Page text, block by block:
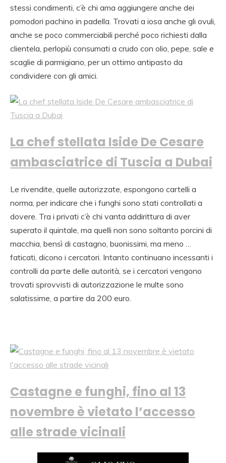
stessi condimenti, c’è chi ama aggiungere anche dei
pomodori pachino in padella. Trovati a iosa anche gli ovuli,
anche se poco commerciabili perché poco richiesti dalla
clientela, perlopiù consumati a crudo con olio, pepe, sale e
scaglie di parmigiano, per un ottimo antipasto da
condividere con gli amici.
La chef stellata Iside De Cesare
ambasciatrice di Tuscia a Dubai
Le rivendite, quelle autorizzate, espongono cartelli a
norma, per indicare che i funghi sono stati controllati a
dovere. Tra i privati c’è chi vanta addirittura di aver
superato il quintale, ma quelli non sono soltanto porcini di
macchia, bensì di castagno, buonissimi, ma meno …
faticati, dicono i cercatori. Intanto continuano incessanti i
controlli da parte delle autorità, se i cercatori vengono
trovati sprovvisti di autorizzazione le multe sono
salatissime, a partire da 200 euro.
Castagne e funghi, fino al 13
novembre è vietato l’accesso
alle strade vicinali